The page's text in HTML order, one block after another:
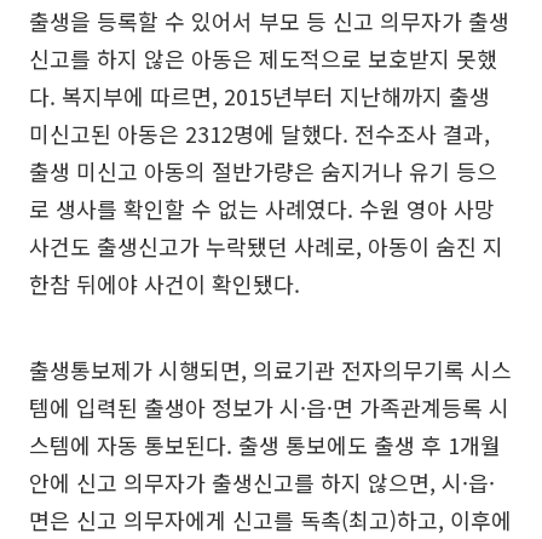
출생을 등록할 수 있어서 부모 등 신고 의무자가 출생
신고를 하지 않은 아동은 제도적으로 보호받지 못했
다. 복지부에 따르면, 2015년부터 지난해까지 출생
미신고된 아동은 2312명에 달했다. 전수조사 결과,
출생 미신고 아동의 절반가량은 숨지거나 유기 등으
로 생사를 확인할 수 없는 사례였다. 수원 영아 사망
사건도 출생신고가 누락됐던 사례로, 아동이 숨진 지
한참 뒤에야 사건이 확인됐다.
출생통보제가 시행되면, 의료기관 전자의무기록 시스
템에 입력된 출생아 정보가 시·읍·면 가족관계등록 시
스템에 자동 통보된다. 출생 통보에도 출생 후 1개월
안에 신고 의무자가 출생신고를 하지 않으면, 시·읍·
면은 신고 의무자에게 신고를 독촉(최고)하고, 이후에